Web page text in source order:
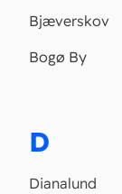
Bjæverskov
Bogø By
D
Dianalund